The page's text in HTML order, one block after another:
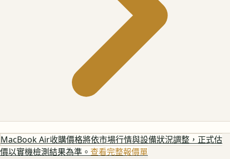
MacBook Air收購價格將依市場行情與設備狀況調整，正式估
價以實機檢測結果為準。 查看完整報價單